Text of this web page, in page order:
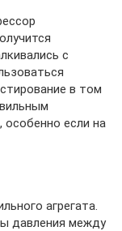
с
в том
если на
агрегата.
давления между